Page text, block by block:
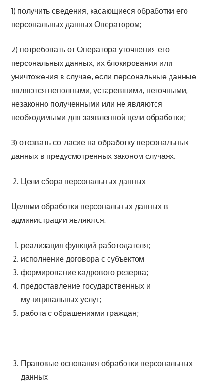
1) получить сведения, касающиеся обработки его
персональных данных Оператором;
2) потребовать от Оператора уточнения его
персональных данных, их блокирования или
уничтожения в случае, если персональные данные
являются неполными, устаревшими, неточными,
незаконно полученными или не являются
необходимыми для заявленной цели обработки;
3) отозвать согласие на обработку персональных
данных в предусмотренных законом случаях.
Цели сбора персональных данных
Целями обработки персональных данных в
администрации являются:
реализация функций работодателя;
исполнение договора с субъектом
формирование кадрового резерва;
предоставление государственных и
муниципальных услуг;
работа с обращениями граждан;
Правовые основания обработки персональных
данных